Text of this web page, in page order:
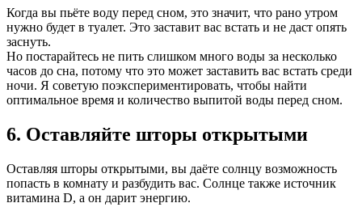
Когда вы пьёте воду перед сном, это значит, что рано утром
нужно будет в туалет. Это заставит вас встать и не даст опять
заснуть.
Но постарайтесь не пить слишком много воды за несколько
часов до сна, потому что это может заставить вас встать среди
ночи. Я советую поэкспериментировать, чтобы найти
оптимальное время и количество выпитой воды перед сном.
6. Оставляйте шторы открытыми
Оставляя шторы открытыми, вы даёте солнцу возможность
попасть в комнату и разбудить вас. Солнце также источник
витамина D, а он дарит энергию.